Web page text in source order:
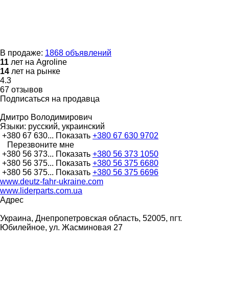
В продаже: 1868 объявлений
11 лет на Agroline
14 лет на рынке
4.3
67 отзывов
Подписаться на продавца
Дмитро Володимирович
Языки: русский, украинский
+380 67 630... Показать +380 67 630 9702
Перезвоните мне
+380 56 373... Показать +380 56 373 1050
+380 56 375... Показать +380 56 375 6680
+380 56 375... Показать +380 56 375 6696
www.deutz-fahr-ukraine.com
www.liderparts.com.ua
Адрес
Украина, Днепропетровская область, 52005, пгт.
Юбилейное, ул. Жасминовая 27